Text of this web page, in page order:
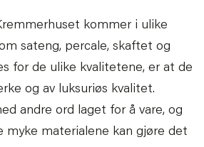
kommer i ulike
sateng, percale, skaftet og
for de ulike kvalitetene, er at de
og av luksuriøs kvalitet.
andre ord laget for å vare, og
myke materialene kan gjøre det